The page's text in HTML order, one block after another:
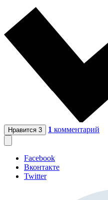
Нравится 3 1 комментарий
Facebook
Вконтакте
Twitter